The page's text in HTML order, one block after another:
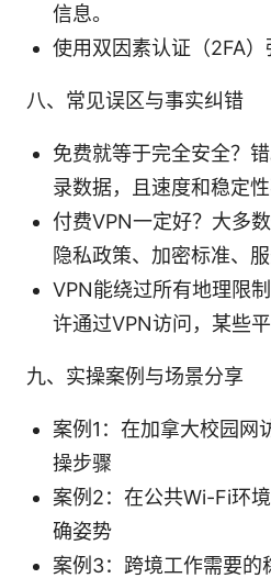
信息。
使用双因素认证（2FA）
八、常见误区与事实纠错
免费就等于完全安全？
录数据，且速度和稳定性
付费VPN一定好？大多
隐私政策、加密标准、
VPN能绕过所有地理限
许通过VPN访问，某些
九、实操案例与场景分享
案例1：在加拿大校园网
操步骤
案例2：在公共Wi-Fi环
确姿势
案例3：跨境工作需要的